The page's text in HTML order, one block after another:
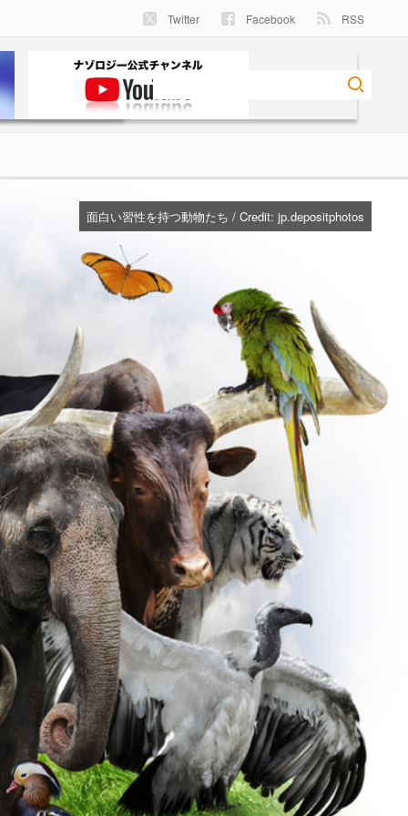
Twitter Facebook RSS
面白い習性を持つ動物たち / Credit: jp.depositphotos